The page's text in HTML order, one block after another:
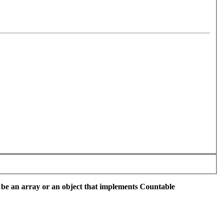
an array or an object that implements Countable